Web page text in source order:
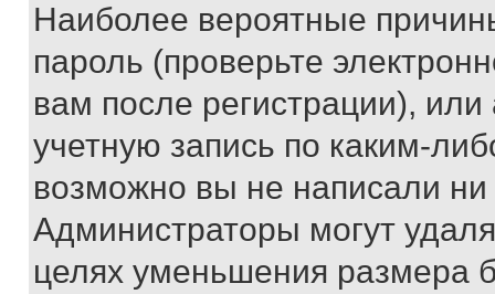
Наиболее вероятные
пароль (проверьте
вам после регистрации),
учетную запись по каким-
возможно вы не написали
Администраторы могут
целях уменьшения размера